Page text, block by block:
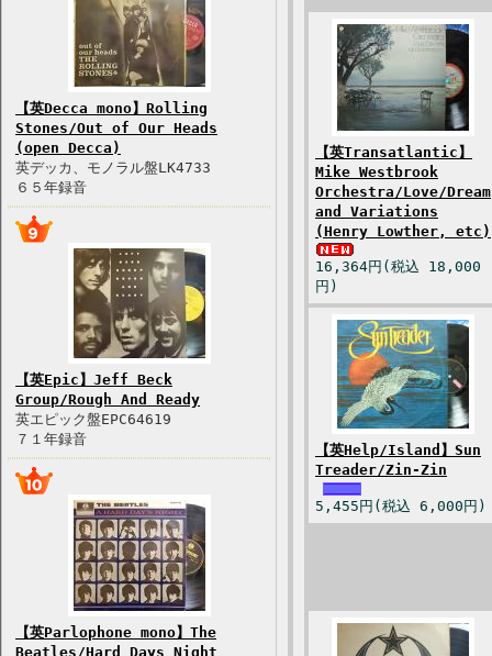
【英Decca mono】Rolling
Stones/Out of Our Heads
(open Decca)
英デッカ、モノラル盤LK4733
６５年録音
【英Epic】Jeff Beck
Group/Rough And Ready
英エピック盤EPC64619
７１年録音
【英Parlophone mono】The
Beatles/Hard Days Night
【英Transatlantic】
Mike Westbrook
Orchestra/Love/Dream
and Variations
(Henry Lowther, etc)
16,364円(税込 18,000
円)
【英Help/Island】Sun
Treader/Zin-Zin
5,455円(税込 6,000円)